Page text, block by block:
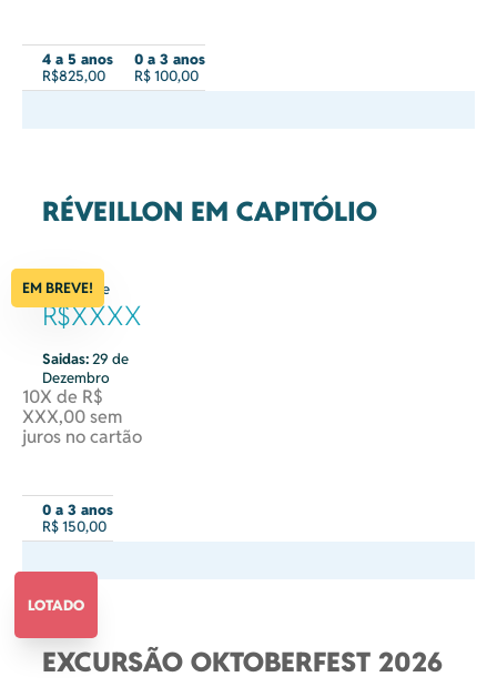
4 a 5 anos
R$825,00
0 a 3 anos
R$ 100,00
RÉVEILLON EM CAPITÓLIO
EM BREVE!
à partir de
R$XXXX
Saidas:29 de
Dezembro
10X de R$
XXX,00 sem
juros no cartão
0 a 3 anos
R$ 150,00
LOTADO
EXCURSÃO OKTOBERFEST 2026